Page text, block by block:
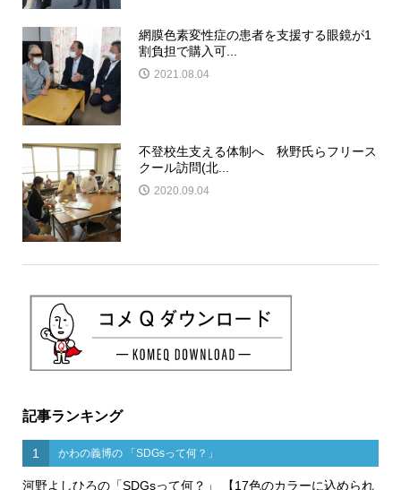
網膜色素変性症の患者を支援する眼鏡が1
割負担で購入可...
2021.08.04
不登校生支える体制へ 秋野氏らフリース
クール訪問(北...
2020.09.04
記事ランキング
1 かわの義博の 「SDGsって何？」
河野よしひろの「SDGsって何？」 【17色のカラーに込められ